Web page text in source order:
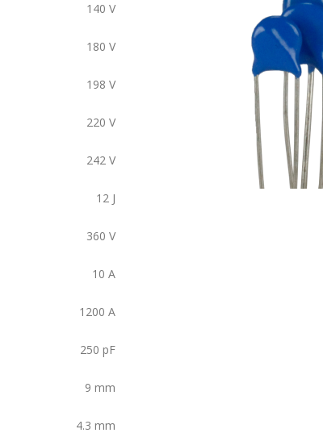
140 V
180 V
198 V
220 V
242 V
12 J
360 V
10 A
1200 A
250 pF
9 mm
4.3 mm